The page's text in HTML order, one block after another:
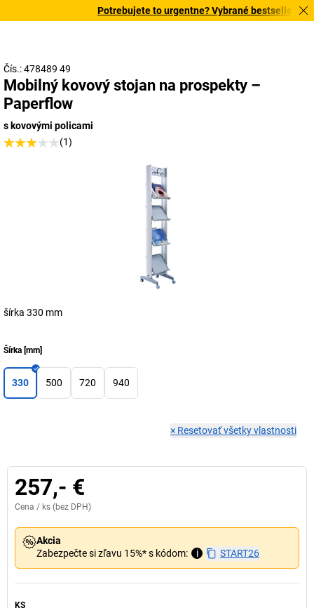
Potrebujete to urgentne? Vybrané bestsellery
Čís.: 478489 49
Mobilný kovový stojan na prospekty –
Paperflow
s kovovými policami
(1)
šírka 330 mm
Šírka [mm]
330 500 720 940
× Resetovať všetky vlastnosti
257,- €
Cena / ks (bez DPH)
Akcia
Zabezpečte si zľavu 15%* s kódom:
i START26
KS